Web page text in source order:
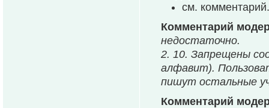
см. комментарий.
Комментарий
недостаточно.
2. 10. Запрещены
алфавит).
пишут остальные
Комментарий